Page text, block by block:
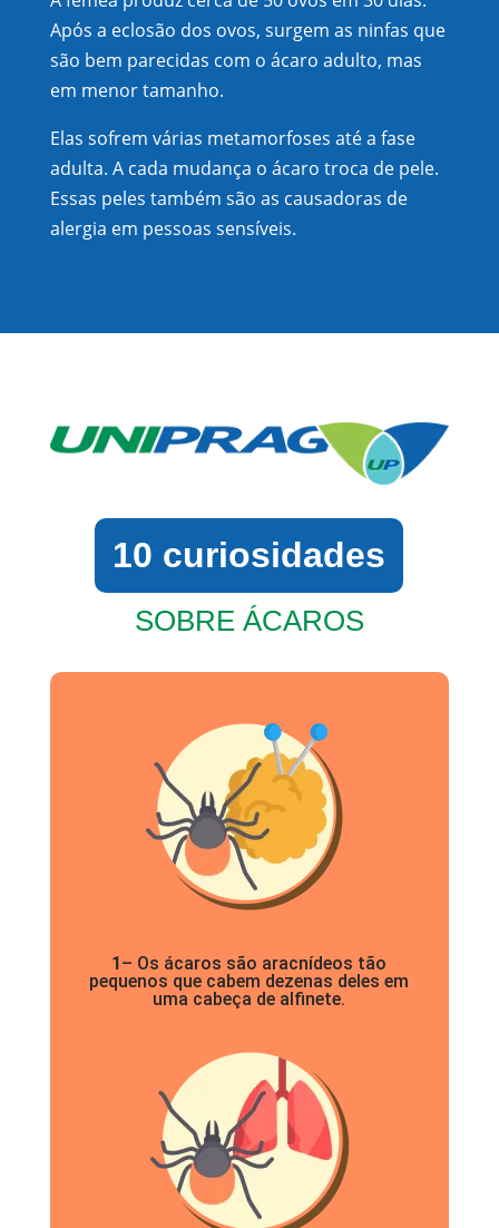
Após a eclosão dos ovos, surgem as ninfas que
são bem parecidas com o ácaro adulto, mas
em menor tamanho.
Elas sofrem várias metamorfoses até a fase
adulta. A cada mudança o ácaro troca de pele.
Essas peles também são as causadoras de
alergia em pessoas sensíveis.
10 curiosidades
SOBRE ÁCAROS
1– Os ácaros são aracnídeos tão
pequenos que cabem dezenas deles em
uma cabeça de alfinete.